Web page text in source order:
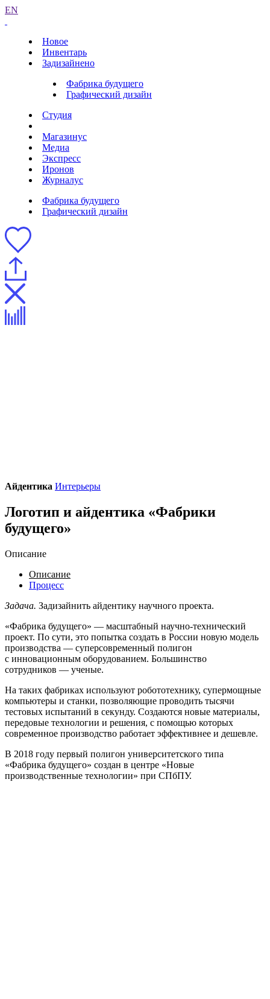
EN
Новое
Инвентарь
Задизайнено
Фабрика будущего
Графический дизайн
Студия
Магазинус
Медиа
Экспресс
Иронов
Журналус
Фабрика будущего
Графический дизайн
Айдентика Интерьеры
Логотип и айдентика «Фабрики
будущего»
Описание
Описание
Процесс
Задача. Задизайнить айдентику научного проекта.
«Фабрика будущего» — масштабный научно-технический
проект. По сути, это попытка создать в России новую модель
производства — суперсовременный полигон
с инновационным оборудованием. Большинство
сотрудников — ученые.
На таких фабриках используют робототехнику, супермощные
компьютеры и станки, позволяющие проводить тысячи
тестовых испытаний в секунду. Создаются новые материалы,
передовые технологии и решения, с помощью которых
современное производство работает эффективнее и дешевле.
В 2018 году первый полигон университетского типа
«Фабрика будущего» создан в центре «Новые
производственные технологии» при СПбПУ.